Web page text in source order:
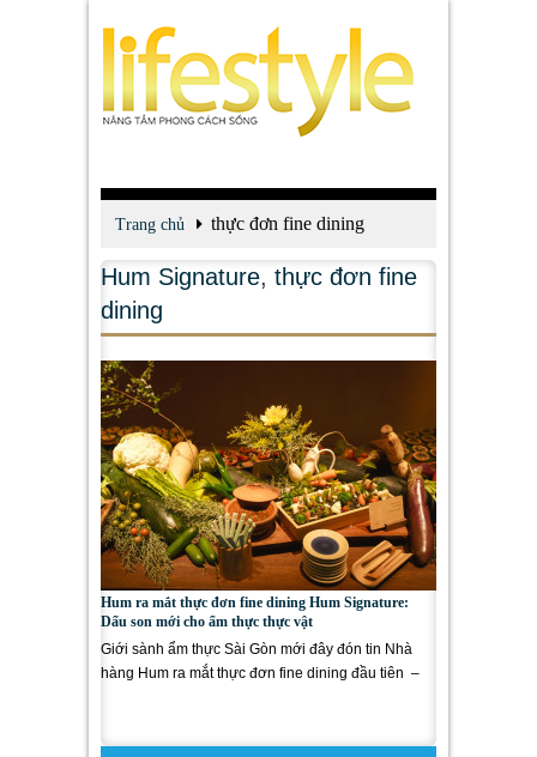
Trang chủ thực đơn fine dining
Hum Signature, thực đơn fine
dining
Hum ra mắt thực đơn fine dining Hum Signature:
Dấu son mới cho ẩm thực thực vật
Giới sành ẩm thực Sài Gòn mới đây đón tin Nhà
hàng Hum ra mắt thực đơn fine dining đầu tiên –